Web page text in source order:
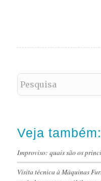
Veja também:
Improviso: quais são os
Visita técnica à Máquinas